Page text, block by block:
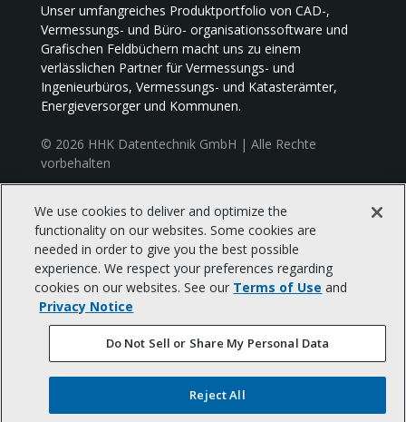
Unser umfangreiches Produktportfolio von CAD-,
Vermessungs- und Büro- organisationssoftware und
Grafischen Feldbüchern macht uns zu einem
verlässlichen Partner für Vermessungs- und
Ingenieurbüros, Vermessungs- und Katasterämter,
Energieversorger und Kommunen.
© 2026 HHK Datentechnik GmbH | Alle Rechte
vorbehalten
HHK Datentechnik GmbH, Hamburger Straße 277
38114 Braunschweig
Tel: +49 (0) 531 2881-0 | Fax: +49 (0) 531 2881-111
Mail: braunschweig_info@trimble.com
Impressum
Datenschutz
We use cookies to deliver and optimize the
functionality on our websites. Some cookies are
needed in order to give you the best possible
experience. We respect your preferences regarding
cookies on our websites. See our Terms of Use and
Privacy Notice
Do Not Sell or Share My Personal Data
Reject All